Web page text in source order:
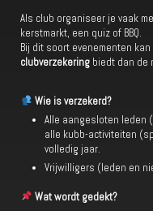
Als club organiseer je vaak
kerstmarkt, een quiz of BBQ.
Bij dit soort evenementen
clubverzekering biedt dan de
Wie is verzekerd?
Alle aangesloten leden
alle kubb-activiteiten
volledig jaar.
Vrijwilligers (leden en
Wat wordt gedekt?